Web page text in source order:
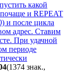
какой
и REPEAT
и после цикла
адрес. Ставим
При удачной
периоде
(1374 знак.,